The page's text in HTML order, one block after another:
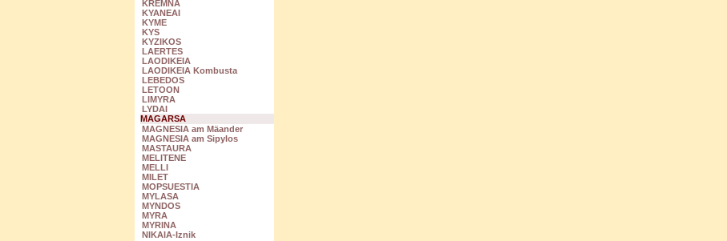
KREMNA
KYANEAI
KYME
KYS
KYZIKOS
LAERTES
LAODIKEIA
LAODIKEIA Kombusta
LEBEDOS
LETOON
LIMYRA
LYDAI
MAGARSA
MAGNESIA am Mäander
MAGNESIA am Sipylos
MASTAURA
MELITENE
MELLI
MILET
MOPSUESTIA
MYLASA
MYNDOS
MYRA
MYRINA
NIKAIA-Iznik